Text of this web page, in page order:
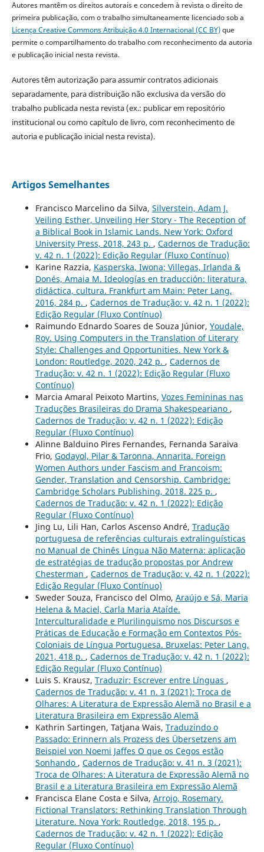
Autores mantêm os direitos autorais e concedem à revista o direito de
primeira publicação, com o trabalho simultaneamente licenciado sob a
Licença Creative Commons Atribuição 4.0 Internacional (CC BY)que
permite o compartilhamento do trabalho com reconhecimento da autoria
e publicação inicial nesta revista.
Autores têm autorização para assumir contratos adicionais
separadamente, para distribuição não exclusiva da versão do
trabalho publicada nesta revista (ex.: publicar em repositório
institucional ou como capítulo de livro, com reconhecimento de
autoria e publicação inicial nesta revista).
Artigos Semelhantes
Francisco Marcelino da Silva, Silverstein, Adam J.
Veiling Esther, Unveiling Her Story - The Reception of
a Biblical Book in Islamic Lands. New York: Oxford
University Press, 2018, 243 p. , Cadernos de Tradução:
v. 42 n. 1 (2022): Edição Regular (Fluxo Contínuo)
Karine Razzia, Kasperska, Iwona; Villegas, Irlanda &
Donés, Amaia M. Ideologías en traducción: literatura,
didáctica, cultura. Frankfurt am Main: Peter Lang,
2016, 284 p. , Cadernos de Tradução: v. 42 n. 1 (2022):
Edição Regular (Fluxo Contínuo)
Raimundo Ednardo Soares de Souza Júnior, Youdale,
Roy. Using Computers in the Translation of Literary
Style: Challenges and Opportunities. New York &
London: Routledge, 2020, 242 p. , Cadernos de
Tradução: v. 42 n. 1 (2022): Edição Regular (Fluxo
Contínuo)
Marcia Amaral Peixoto Martins, Vozes Femininas nas
Traduções Brasileiras do Drama Shakespeariano ,
Cadernos de Tradução: v. 42 n. 1 (2022): Edição
Regular (Fluxo Contínuo)
Alinne Balduino Pires Fernandes, Fernanda Saraiva
Frio, Godayol, Pilar & Taronna, Annarita. Foreign
Women Authors under Fascism and Francoism:
Gender, Translation and Censorship. Cambridge:
Cambridge Scholars Publishing, 2018. 225 p. ,
Cadernos de Tradução: v. 42 n. 1 (2022): Edição
Regular (Fluxo Contínuo)
Jing Lu, Lili Han, Carlos Ascenso André, Tradução
portuguesa de referências culturais extralinguísticas
no Manual de Chinês Língua Não Materna: aplicação
de estratégias de tradução propostas por Andrew
Chesterman , Cadernos de Tradução: v. 42 n. 1 (2022):
Edição Regular (Fluxo Contínuo)
Sweder Souza, Francisco del Olmo, Araújo e Sá, Maria
Helena & Maciel, Carla Maria Ataíde.
Interculturalidade e Plurilinguismo nos Discursos e
Práticas de Educação e Formação em Contextos Pós-
Coloniais de Língua Portuguesa. Bruxelas: Peter Lang,
2021, 418 p. , Cadernos de Tradução: v. 42 n. 1 (2022):
Edição Regular (Fluxo Contínuo)
Luis S. Krausz, Traduzir: Escrever entre Línguas ,
Cadernos de Tradução: v. 41 n. 3 (2021): Troca de
Olhares: A Literatura de Expressão Alemã no Brasil e a
Literatura Brasileira em Expressão Alemã
Kathrin Sartingen, Tatjana Wais, Traduzindo o
Passado: Erinnern als Prozess des Übersetzens am
Beispiel von Noemi Jaffes O que os Cegos estão
Sonhando , Cadernos de Tradução: v. 41 n. 3 (2021):
Troca de Olhares: A Literatura de Expressão Alemã no
Brasil e a Literatura Brasileira em Expressão Alemã
Francisca Elane Costa e Silva, Arrojo, Rosemary.
Fictional Translators: Rethinking Translation Through
Literature. Nova York: Routledge, 2018, 195 p. ,
Cadernos de Tradução: v. 42 n. 1 (2022): Edição
Regular (Fluxo Contínuo)